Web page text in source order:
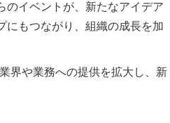
のイベントが、新たなアイデア
にもつながり、組織の成長を加
界や業務への提供を拡大し、新